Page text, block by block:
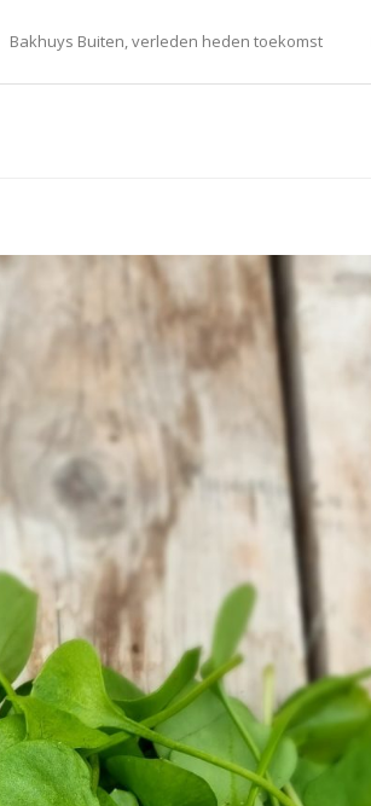
Bakhuys Buiten, verleden heden toekomst